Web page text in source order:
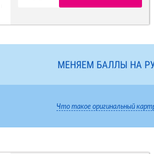
МЕНЯЕМ БАЛЛЫ НА
Что такое оригинальный